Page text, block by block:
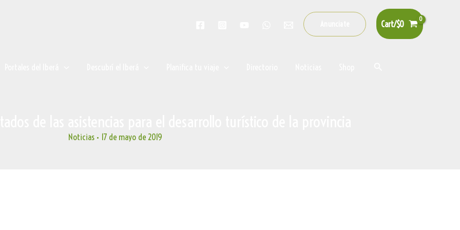
Cart/$0
Noticias• 17 de mayo de 2019